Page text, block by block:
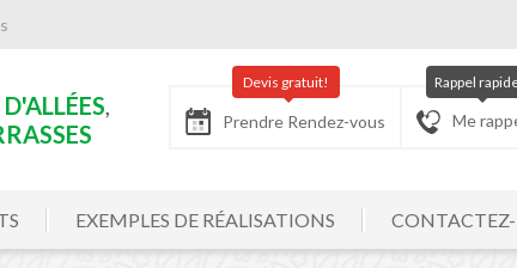
D'ALLÉES,
Prendre Rendez-vous
Devis gratuit!
Me
Rappel
EXEMPLES DE RÉALISATIONS